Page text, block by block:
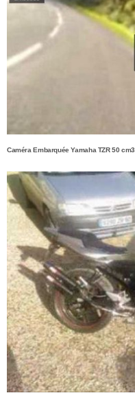
Caméra Embarquée Yamaha TZR 50 cm3